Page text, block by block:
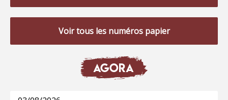
Voir tous les numéros papier
AGORA